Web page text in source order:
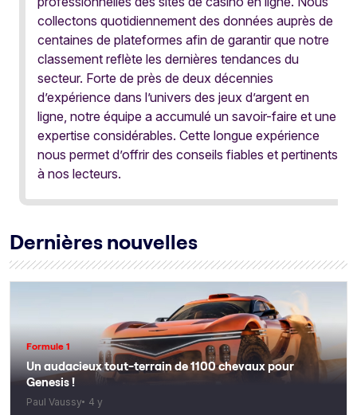
collectons quotidiennement des données auprès de
centaines de plateformes afin de garantir que notre
classement reflète les dernières tendances du
secteur. Forte de près de deux décennies
d’expérience dans l’univers des jeux d’argent en
ligne, notre équipe a accumulé un savoir-faire et une
expertise considérables. Cette longue expérience
nous permet d’offrir des conseils fiables et pertinents
à nos lecteurs.
Dernières nouvelles
Formule 1
Un audacieux tout-terrain de 1100 chevaux pour
Genesis !
Paul Vaussy 4 y